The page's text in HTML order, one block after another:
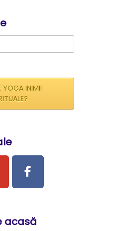
YOGA INIMII
acasă